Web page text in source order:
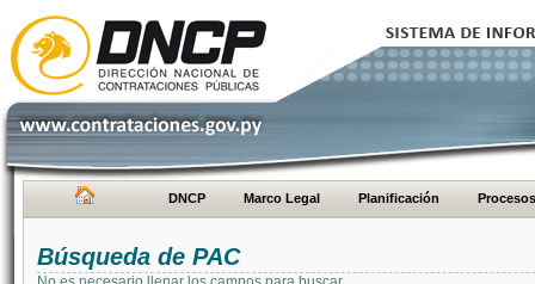
DNCP Marco Legal Planificación Procesos
Búsqueda de PAC